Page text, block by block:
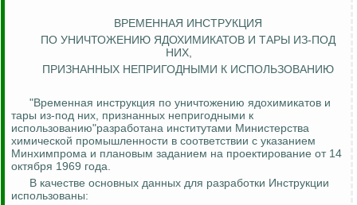
ВРЕМЕННАЯ ИНСТРУКЦИЯ
ПО УНИЧТОЖЕНИЮ ЯДОХИМИКАТОВ И ТАРЫ ИЗ-ПОД
НИХ,
ПРИЗНАННЫХ НЕПРИГОДНЫМИ К ИСПОЛЬЗОВАНИЮ
"Временная инструкция по уничтожению ядохимикатов и
тары из-под них, признанных непригодными к
использованию"разработана институтами Министерства
химической промышленности в соответствии с указанием
Минхимпрома и плановым заданием на проектирование от 14
октября 1969 года.
В качестве основных данных для разработки Инструкции
использованы: